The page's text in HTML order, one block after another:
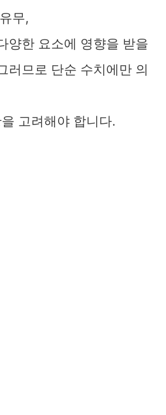
무,
양한 요소에 영향을 받을
러므로 단순 수치에만 의
고려해야 합니다.